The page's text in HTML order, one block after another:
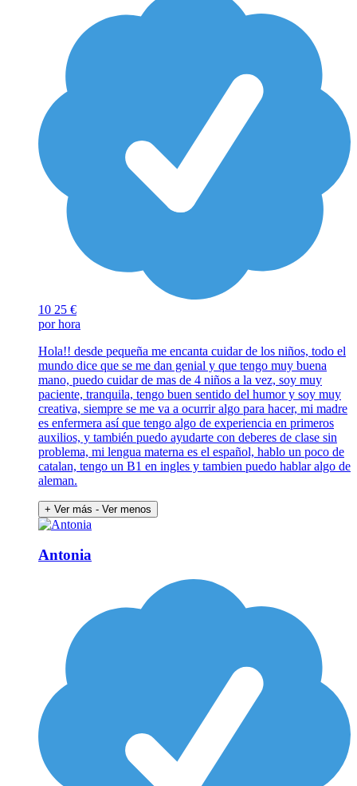
10 25 €
por hora
Hola!! desde pequeña me encanta cuidar de los niños, todo el
mundo dice que se me dan genial y que tengo muy buena
mano, puedo cuidar de mas de 4 niños a la vez, soy muy
paciente, tranquila, tengo buen sentido del humor y soy muy
creativa, siempre se me va a ocurrir algo para hacer, mi madre
es enfermera así que tengo algo de experiencia en primeros
auxilios, y también puedo ayudarte con deberes de clase sin
problema, mi lengua materna es el español, hablo un poco de
catalan, tengo un B1 en ingles y tambien puedo hablar algo de
aleman.
+ Ver más - Ver menos
Antonia